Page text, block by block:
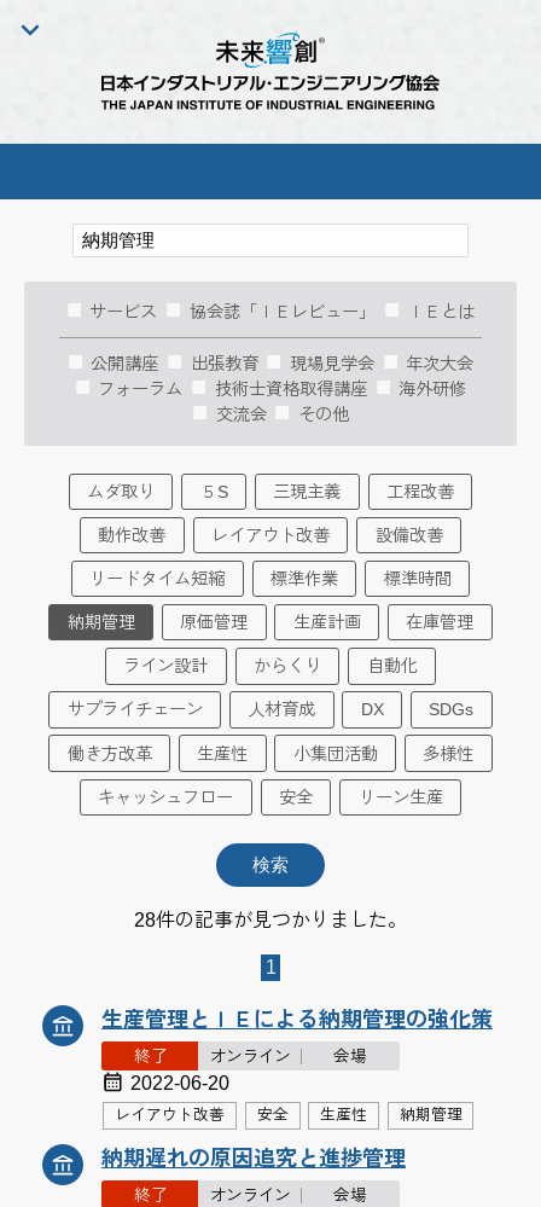
サービス 協会誌「ＩＥレビュー」 ＩＥとは
公開講座 出張教育 現場見学会
年次大会
フォーラム
技術士資格取得講座
海外研修
交流会
その他
ムダ取り ５S 三現主義 工程改善
動作改善 レイアウト改善 設備改善
リードタイム短縮 標準作業 標準時間
納期管理 原価管理 生産計画 在庫管理
ライン設計 からくり 自動化
サプライチェーン 人材育成 DX SDGs
働き方改革 生産性 小集団活動 多様性
キャッシュフロー 安全 リーン生産
28件の記事が見つかりました。
1
生産管理とＩＥによる納期管理の強化策
終了 オンライン 会場
2022-06-20
レイアウト改善 安全 生産性 納期管理
納期遅れの原因追究と進捗管理
終了 オンライン 会場